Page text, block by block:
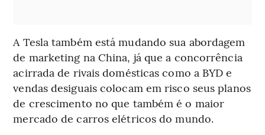
A Tesla também está mudando sua abordagem
de marketing na China, já que a concorrência
acirrada de rivais domésticas como a BYD e
vendas desiguais colocam em risco seus planos
de crescimento no que também é o maior
mercado de carros elétricos do mundo.